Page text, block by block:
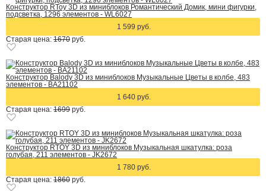
Конструктор RToy 3D из миниблоков Романтический Домик, мини фигурки,
подсветка, 1296 элементов - WL6027
1 599 руб.
Старая цена: 1670 руб.
Конструктор Balody 3D из миниблоков Музыкальные Цветы в колбе, 483
элементов - BA21102
1 640 руб.
Старая цена: 1699 руб.
Конструктор RTOY 3D из миниблоков Музыкальная шкатулка: роза
голубая, 211 элементов - JK2672
1 780 руб.
Старая цена: 1860 руб.